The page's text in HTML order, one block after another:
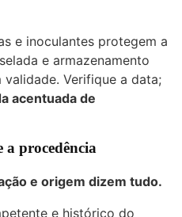
e inoculantes protegem a
e armazenamento
Verifique a data;
acentuada de
a procedência
e origem dizem tudo.
e histórico do